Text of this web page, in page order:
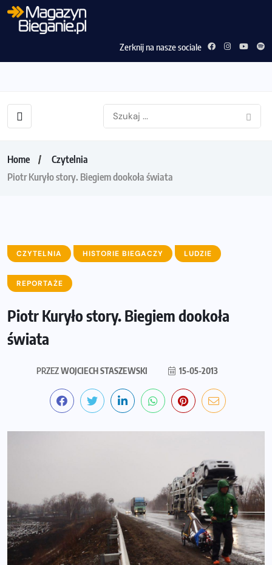
Zerknij na nasze sociale
Home
Czytelnia
Piotr Kuryło story. Biegiem dookoła świata
CZYTELNIA HISTORIE BIEGACZY LUDZIE
REPORTAŻE
Piotr Kuryło story. Biegiem dookoła
świata
PRZEZWOJCIECH STASZEWSKI 15-05-2013